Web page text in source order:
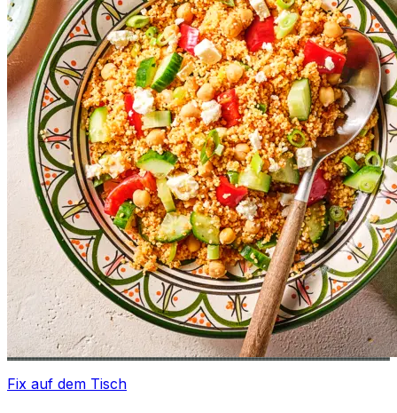
Fix auf dem Tisch